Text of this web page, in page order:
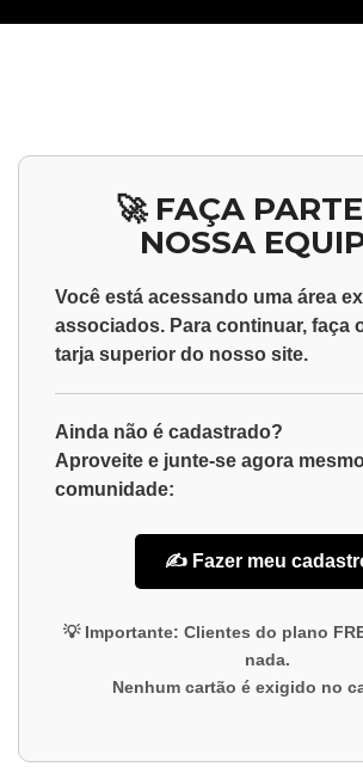
🚀 FAÇA
NOSSA
Você está acessando uma área
associados. Para continuar, faça
tarja superior do nosso site.
Ainda não é cadastrado?
Aproveite e junte-se agora
comunidade:
✍️ Fazer meu
💡 Importante: Clientes do plano
nada.
Nenhum cartão é exigido no